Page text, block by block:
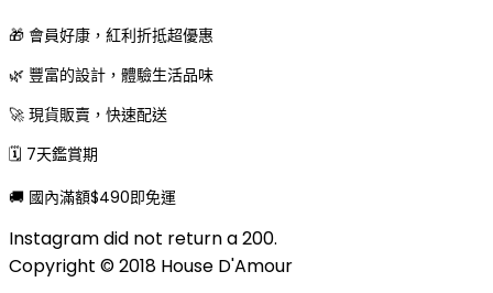
🎁 會員好康，紅利折抵超優惠
🌿 豐富的設計，體驗生活品味
🚀 現貨販賣，快速配送
🗓 7天鑑賞期
🚚 國內滿額$490即免運
Instagram did not return a 200.
Copyright © 2018 House D'Amour